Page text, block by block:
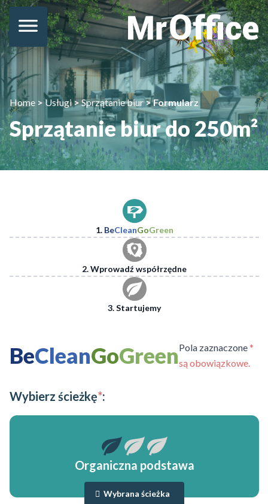
Home > Usługi >Sprzątanie biur> Formularz
Sprzątanie biur do 250m²
1. BeCleanGoGreen
2. Wprowadź współrzędne
3. Startujemy
BeCleanGoGreenPola zaznaczone*
są obowiązkowe.
Wybierz ścieżkę*:
Organiczna podstawa
Wybrana ścieżka